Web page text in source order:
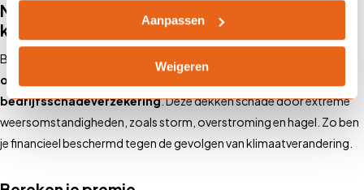
Aanpassen
Weigeren
Met welke verzekering kun je onder andere
klimaatrisico’s afdekken?
Bescherm jezelf tegen klimaatrisico’s met verzekeringen zoals een
opstalverzekering, inboedelverzekering en
bedrijfsschadeverzekering. Deze dekken schade door extreme
weersomstandigheden, zoals storm, overstroming en hagel. Zo ben
je financieel beschermd tegen de gevolgen van klimaatverandering.